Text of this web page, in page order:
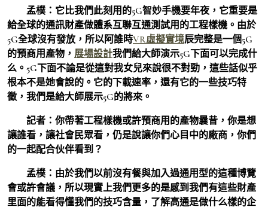
孟樸： 它比我們此刻用的5G智妙手機要年夜，它重要是
給全球的通訊財產做體系互聯互通測試用的工程樣機。由於
5G全球沒有發放，所以阿誰時VR虛擬實境辰完整是一個5G
的預商用產物， 展場設計我們給大師演示5G下面可以完成什
么。5G下面不論是從這對我女兒來說很不對勁，這些話似乎
根本不是她會說的。它的下載速率，還有它的一些技巧特
徵，我們是給大師展示5G的將來。
記者： 你帶著工程樣機或許預商用的產物曩昔，你是想
讓誰看，讓社會民眾看，仍是說讓你們心目中的廠商，你們
的一起配合伙伴看到？
孟樸： 由於我們以前沒有餐與加入過通用型的這種博覽
會或許會議，所以現實上我們更多的是感到我們有這些財產
里面的能看得懂我們的技巧含量，了解高通是做什么樣的企